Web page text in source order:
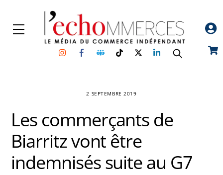
content
Menu
InstagramFacebookGroupe
Facebook
TikTokTwitterLinkedin
2 SEPTEMBRE 2019
Les commerçants de
Biarritz vont être
indemnisés suite au G7